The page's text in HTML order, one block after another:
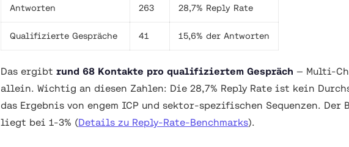
Antworten 263 28,7% Reply Rate
Qualifizierte Gespräche 41 15,6% der Antworten
Das ergibt rund 68 Kontakte pro qualifiziertem Gespräch — Multi-
allein. Wichtig an diesen Zahlen: Die 28,7% Reply Rate ist kein
das Ergebnis von engem ICP und sektor-spezifischen Sequenzen.
liegt bei 1-3% (Details zu Reply-Rate-Benchmarks).